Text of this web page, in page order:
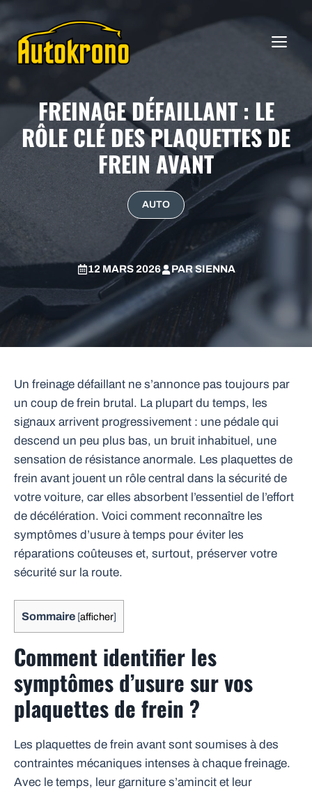
contenu
FREINAGE DÉFAILLANT : LE
RÔLE CLÉ DES PLAQUETTES DE
FREIN AVANT
AUTO
12 MARS 2026 PARSIENNA
Un freinage défaillant ne s’annonce pas toujours par
un coup de frein brutal. La plupart du temps, les
signaux arrivent progressivement : une pédale qui
descend un peu plus bas, un bruit inhabituel, une
sensation de résistance anormale. Les plaquettes de
frein avant jouent un rôle central dans la sécurité de
votre voiture, car elles absorbent l’essentiel de l’effort
de décélération. Voici comment reconnaître les
symptômes d’usure à temps pour éviter les
réparations coûteuses et, surtout, préserver votre
sécurité sur la route.
Sommaire [afficher]
Comment identifier les
symptômes d’usure sur vos
plaquettes de frein ?
Les plaquettes de frein avant sont soumises à des
contraintes mécaniques intenses à chaque freinage.
Avec le temps, leur garniture s’amincit et leur